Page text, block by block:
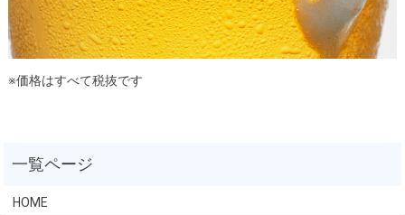
※価格はすべて税抜です
HOME